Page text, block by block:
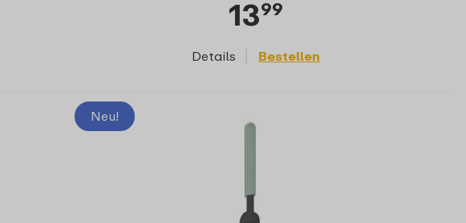
1399
Details Bestellen
Neu!